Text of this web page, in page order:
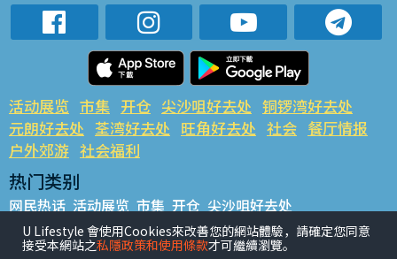
活动展览 市集 开仓 尖沙咀好去处 铜锣湾好去处
元朗好去处 荃湾好去处 旺角好去处 社会 餐厅情报
户外郊游 社会福利
热门类别
网民热话 活动展览 市集 开仓 尖沙咀好去处
铜锣湾好去处 元朗好去处 荃湾好去处 旺角好去处 社会
餐厅情报 户外郊游
U Lifestyle 會使用Cookies來改善您的網站體驗，請確定您同意
接受本網站之私隱政策和使用條款才可繼續瀏覽。